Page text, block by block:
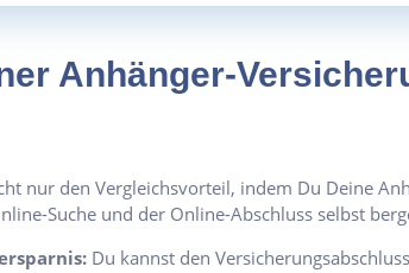
Anhänger-
nur den Vergleichsvorteil, indem Du Deine
Suche und der Online-Abschluss selbst
Du kannst den